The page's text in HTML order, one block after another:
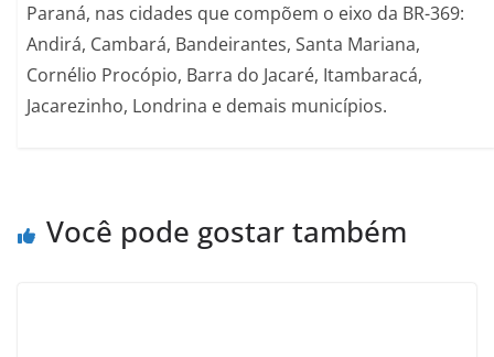
Paraná, nas cidades que compõem o eixo da BR-369:
Andirá, Cambará, Bandeirantes, Santa Mariana,
Cornélio Procópio, Barra do Jacaré, Itambaracá,
Jacarezinho, Londrina e demais municípios.
Você pode gostar também